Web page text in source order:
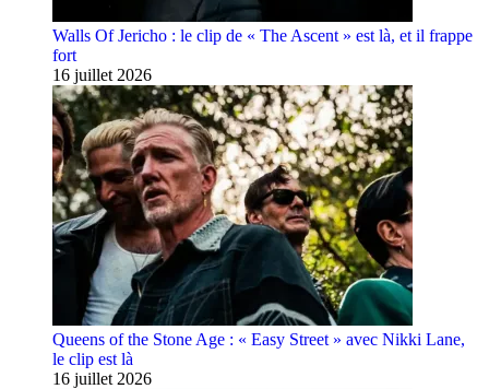
Walls Of Jericho : le clip de « The Ascent » est là, et il frappe
fort
16 juillet 2026
Queens of the Stone Age : « Easy Street » avec Nikki Lane,
le clip est là
16 juillet 2026